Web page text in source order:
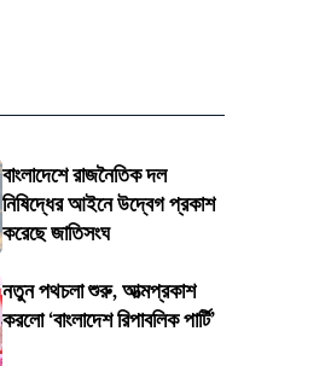
বাংলাদেশে রাজনৈতিক দল
নিষিদ্ধের আইনে উদ্বেগ প্রকাশ
করেছে জাতিসংঘ
নতুন পথচলা শুরু, আত্মপ্রকাশ
করলো ‘বাংলাদেশ রিপাবলিক পার্টি’